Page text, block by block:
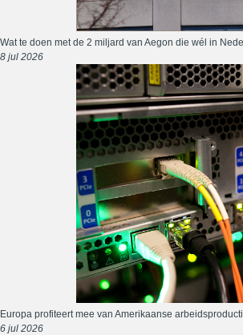
Wat te doen met de 2 miljard van Aegon die wél in
8 jul 2026
Europa profiteert mee van Amerikaanse
6 jul 2026